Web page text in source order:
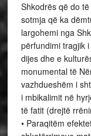
Shkodrës që do
sotmja që ka
largohemi nga
përfundimi tragjik
dijes dhe e
monumental të
vazhdueshëm i
i mbikalimit në
të fatit (drejtë
• Paraqitëm